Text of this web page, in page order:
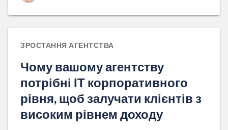
ЗРОСТАННЯ АГЕНТСТВА
Чому вашому агентству
потрібні ІТ корпоративного
рівня, щоб залучати клієнтів з
високим рівнем доходу